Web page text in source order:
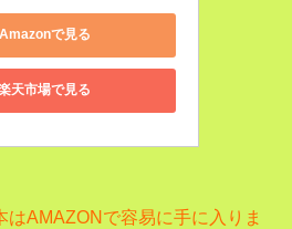
Amazonで見る
天市場で見る
はAMAZONで容易に手に入りま